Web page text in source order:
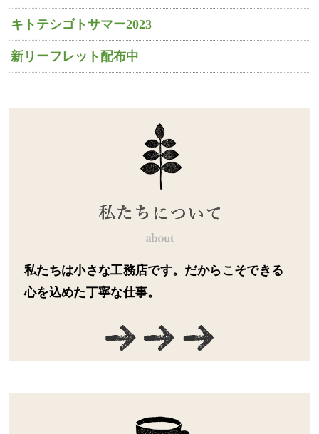
キトテシゴトサマー2023
新リーフレット配布中
私たちは小さな工務店です。だからこそできる
心を込めた丁寧な仕事。